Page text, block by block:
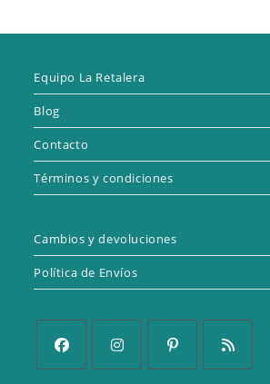
Equipo La Retalera
Blog
Contacto
Términos y condiciones
Cambios y devoluciones
Política de Envíos